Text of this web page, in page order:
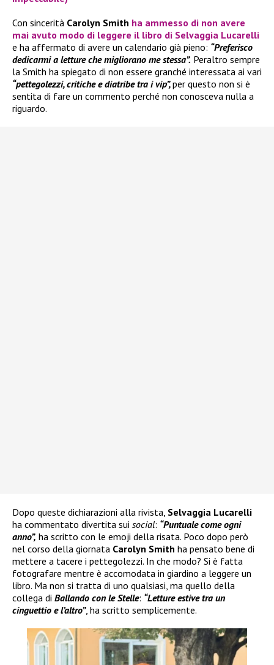
Con sincerità Carolyn Smith ha ammesso di non avere
mai avuto modo di leggere il libro di Selvaggia Lucarelli
e ha affermato di avere un calendario già pieno: “Preferisco
dedicarmi a letture che migliorano me stessa”. Peraltro sempre
la Smith ha spiegato di non essere granché interessata ai vari
“pettegolezzi, critiche e diatribe tra i vip”,per questo non si è
sentita di fare un commento perché non conosceva nulla a
riguardo.
Dopo queste dichiarazioni alla rivista, Selvaggia Lucarelli
ha commentato divertita sui social: “Puntuale come ogni
anno”, ha scritto con le emoji della risata. Poco dopo però
nel corso della giornata Carolyn Smith ha pensato bene di
mettere a tacere i pettegolezzi. In che modo? Si è fatta
fotografare mentre è accomodata in giardino a leggere un
libro. Ma non si tratta di uno qualsiasi, ma quello della
collega di Ballando con le Stelle: “Letture estive tra un
cinguettio e l’altro”, ha scritto semplicemente.